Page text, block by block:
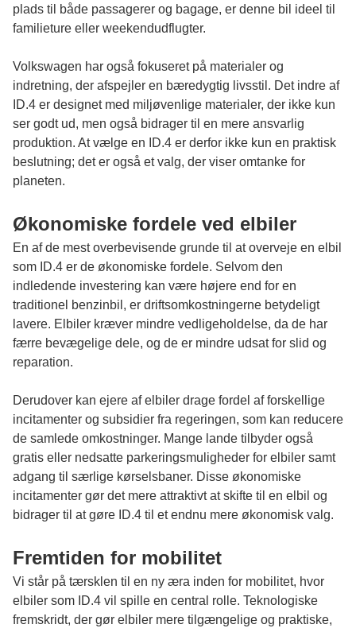
plads til både passagerer og bagage, er denne bil ideel til
familieture eller weekendudflugter.
Volkswagen har også fokuseret på materialer og
indretning, der afspejler en bæredygtig livsstil. Det indre af
ID.4 er designet med miljøvenlige materialer, der ikke kun
ser godt ud, men også bidrager til en mere ansvarlig
produktion. At vælge en ID.4 er derfor ikke kun en praktisk
beslutning; det er også et valg, der viser omtanke for
planeten.
Økonomiske fordele ved elbiler
En af de mest overbevisende grunde til at overveje en elbil
som ID.4 er de økonomiske fordele. Selvom den
indledende investering kan være højere end for en
traditionel benzinbil, er driftsomkostningerne betydeligt
lavere. Elbiler kræver mindre vedligeholdelse, da de har
færre bevægelige dele, og de er mindre udsat for slid og
reparation.
Derudover kan ejere af elbiler drage fordel af forskellige
incitamenter og subsidier fra regeringen, som kan reducere
de samlede omkostninger. Mange lande tilbyder også
gratis eller nedsatte parkeringsmuligheder for elbiler samt
adgang til særlige kørselsbaner. Disse økonomiske
incitamenter gør det mere attraktivt at skifte til en elbil og
bidrager til at gøre ID.4 til et endnu mere økonomisk valg.
Fremtiden for mobilitet
Vi står på tærsklen til en ny æra inden for mobilitet, hvor
elbiler som ID.4 vil spille en central rolle. Teknologiske
fremskridt, der gør elbiler mere tilgængelige og praktiske,